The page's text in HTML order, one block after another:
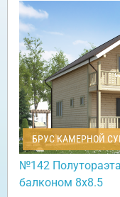
БРУС КАМЕРНОЙ
№142
балконом 8х8.5